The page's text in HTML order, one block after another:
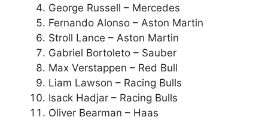
George Russell – Mercedes
Fernando Alonso – Aston Martin
Stroll Lance – Aston Martin
Gabriel Bortoleto – Sauber
Max Verstappen – Red Bull
Liam Lawson – Racing Bulls
Isack Hadjar – Racing Bulls
Oliver Bearman – Haas